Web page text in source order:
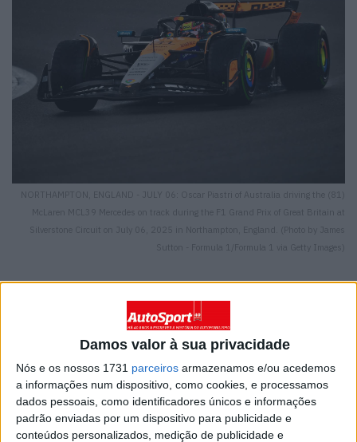
Damos valor à sua privacidade
Nós e os nossos 1731 parceiros armazenamos e/ou acedemos
a informações num dispositivo, como cookies, e processamos
dados pessoais, como identificadores únicos e informações
padrão enviadas por um dispositivo para publicidade e
conteúdos personalizados, medição de publicidade e
NORTHAMPTON, ENGLAND - JULY 06: Oscar Piastri of Australia driving the (81)
McLaren MCL39 Mercedes on track during the F1 Grand Prix of Great Britain at
Silverstone Circuit on July 06, 2025 in Northampton, England. (Photo by James
Sutton - Formula 1/Formula 1 via Getty Images)
No Grande Prémio da Grã-Bretanha, em Silverstone, a
seu MCL39, como parte do seu esforço contínuo de
desenvolvimento, apesar de liderar tanto o Campeonato
de Pilotos como o de Construtores.